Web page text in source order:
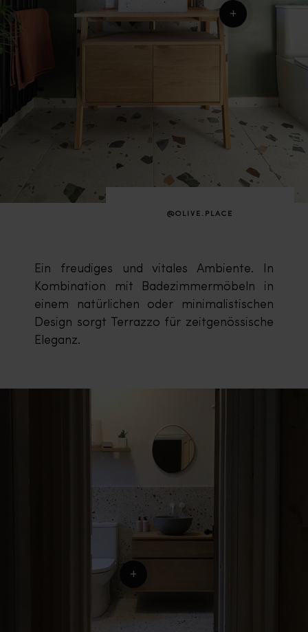
+
@OLIVE.PLACE
Ein freudiges und vitales Ambiente. In
Kombination mit Badezimmermöbeln in
einem natürlichen oder minimalistischen
Design sorgt Terrazzo für zeitgenössische
Eleganz.
+